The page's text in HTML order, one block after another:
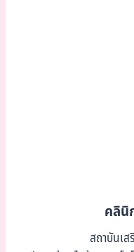
คลินิ
สถาบันเ